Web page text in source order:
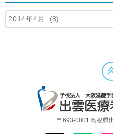
〒693-0001 島根県